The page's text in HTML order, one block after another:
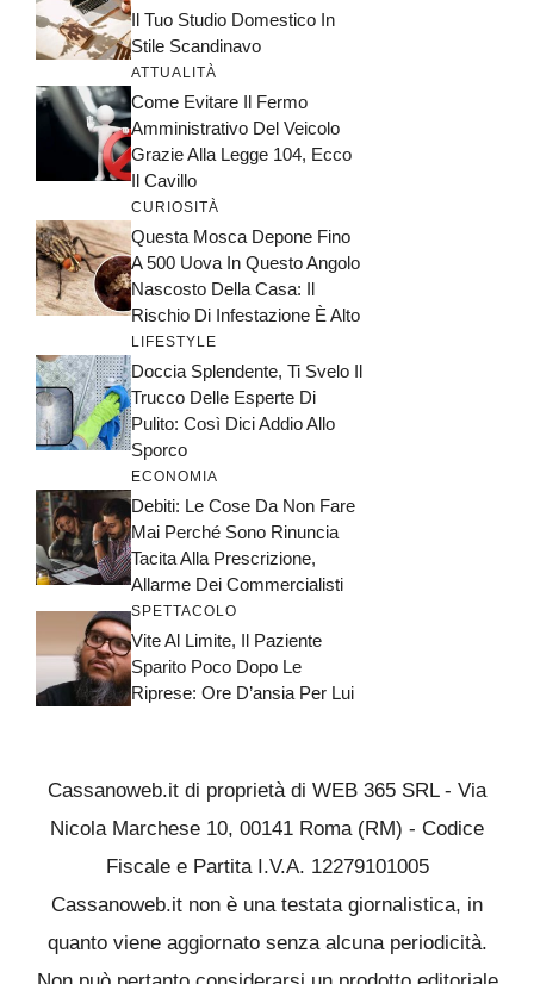
Il Tuo Studio Domestico In
Stile Scandinavo
ATTUALITÀ
Come Evitare Il Fermo
Amministrativo Del Veicolo
Grazie Alla Legge 104, Ecco
Il Cavillo
CURIOSITÀ
Questa Mosca Depone Fino
A 500 Uova In Questo Angolo
Nascosto Della Casa: Il
Rischio Di Infestazione È Alto
LIFESTYLE
Doccia Splendente, Ti Svelo Il
Trucco Delle Esperte Di
Pulito: Così Dici Addio Allo
Sporco
ECONOMIA
Debiti: Le Cose Da Non Fare
Mai Perché Sono Rinuncia
Tacita Alla Prescrizione,
Allarme Dei Commercialisti
SPETTACOLO
Vite Al Limite, Il Paziente
Sparito Poco Dopo Le
Riprese: Ore D’ansia Per Lui
Cassanoweb.it di proprietà di WEB 365 SRL - Via
Nicola Marchese 10, 00141 Roma (RM) - Codice
Fiscale e Partita I.V.A. 12279101005
Cassanoweb.it non è una testata giornalistica, in
quanto viene aggiornato senza alcuna periodicità.